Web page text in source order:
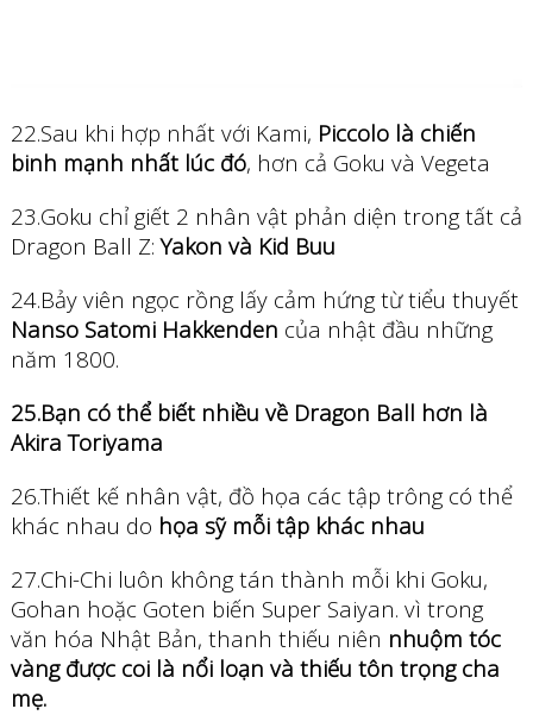
22.Sau khi hợp nhất với Kami, Piccolo là chiến
binh mạnh nhất lúc đó, hơn cả Goku và Vegeta
23.Goku chỉ giết 2 nhân vật phản diện trong tất cả
Dragon Ball Z:Yakon và Kid Buu
24.Bảy viên ngọc rồng lấy cảm hứng từ tiểu thuyết
Nanso Satomi Hakkenden của nhật đầu những
năm 1800.
25.Bạn có thể biết nhiều về Dragon Ball hơn là
Akira Toriyama
26.Thiết kế nhân vật, đồ họa các tập trông có thể
khác nhau do họa sỹ mỗi tập khác nhau
27.Chi-Chi luôn không tán thành mỗi khi Goku,
Gohan hoặc Goten biến Super Saiyan. vì trong
văn hóa Nhật Bản, thanh thiếu niên nhuộm tóc
vàng được coi là nổi loạn và thiếu tôn trọng cha
mẹ.